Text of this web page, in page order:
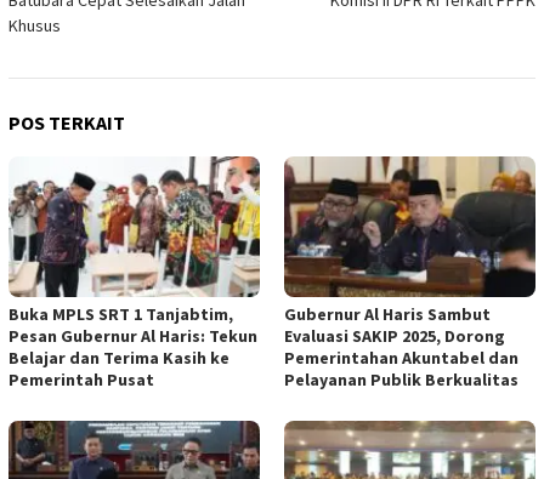
Khusus
POS TERKAIT
Buka MPLS SRT 1 Tanjabtim,
Pesan Gubernur Al Haris: Tekun
Belajar dan Terima Kasih ke
Pemerintah Pusat
Gubernur Al Haris Sambut
Evaluasi SAKIP 2025, Dorong
Pemerintahan Akuntabel dan
Pelayanan Publik Berkualitas